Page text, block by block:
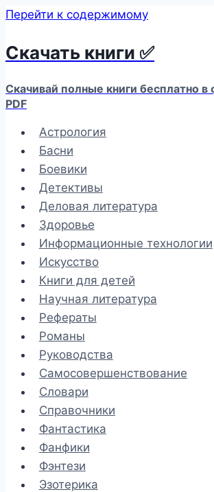
Перейти к содержимому
Скачать книги ✅
Скачивай полные книги бесплатно
PDF
Астрология
Басни
Боевики
Детективы
Деловая литература
Здоровье
Информационные технологии
Искусство
Книги для детей
Научная литература
Рефераты
Романы
Руководства
Самосовершенствование
Словари
Справочники
Фантастика
Фанфики
Фэнтези
Эзотерика